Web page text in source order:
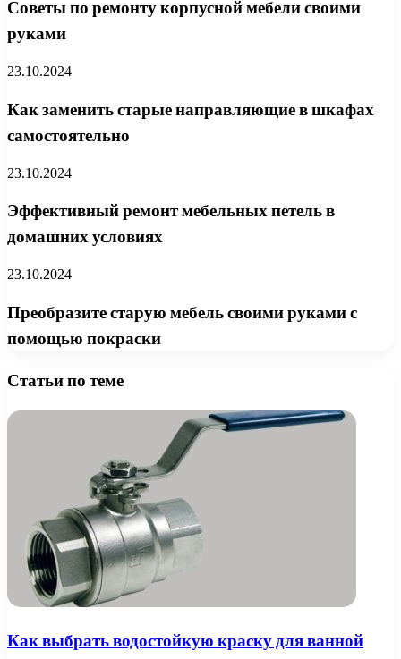
Советы по ремонту корпусной мебели своими
руками
23.10.2024
Как заменить старые направляющие в шкафах
самостоятельно
23.10.2024
Эффективный ремонт мебельных петель в
домашних условиях
23.10.2024
Преобразите старую мебель своими руками с
помощью покраски
Статьи по теме
Как выбрать водостойкую краску для ванной